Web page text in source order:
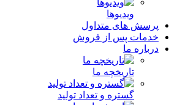
ویدیوها
پرسش های متداول
خدمات پس از فروش
درباره ما
تاریخچه ما
گستره و تعداد تولید